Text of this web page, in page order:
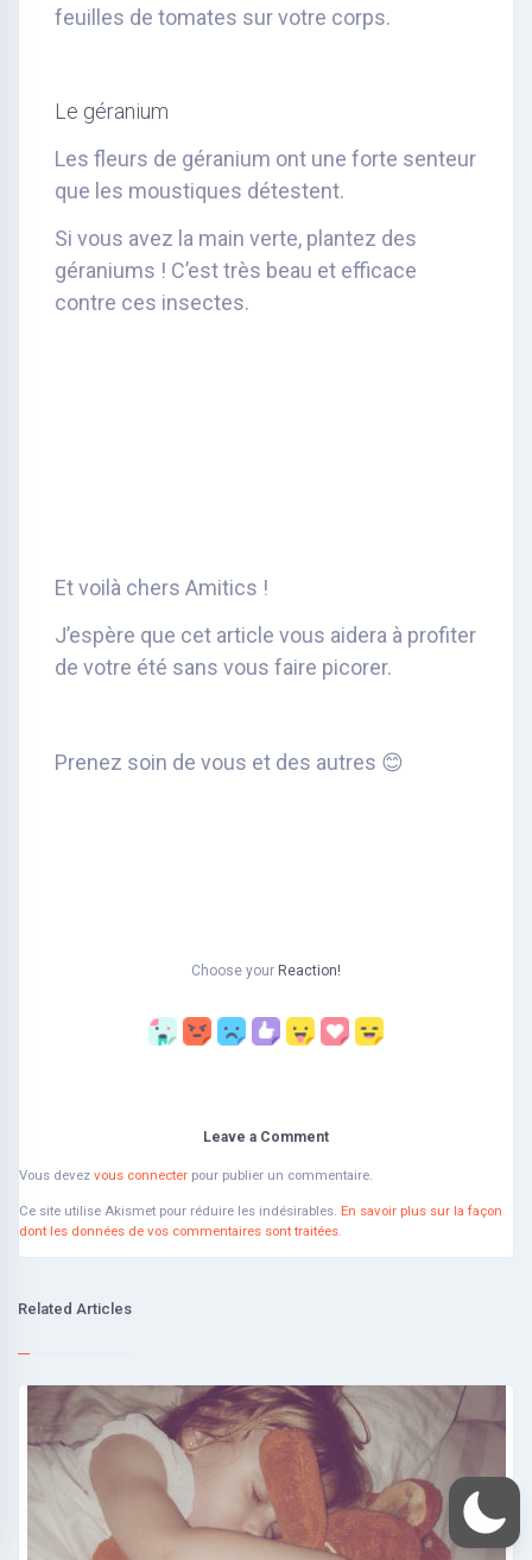
feuilles de tomates sur votre corps.
Le géranium
Les fleurs de géranium ont une forte senteur
que les moustiques détestent.
Si vous avez la main verte, plantez des
géraniums ! C’est très beau et efficace
contre ces insectes.
Et voilà chers Amitics !
J’espère que cet article vous aidera à profiter
de votre été sans vous faire picorer.
Prenez soin de vous et des autres 😊
Choose your Reaction!
Leave a Comment
Vous devez vous connecter pour publier un commentaire.
Ce site utilise Akismet pour réduire les indésirables. En savoir plus sur la façon
dont les données de vos commentaires sont traitées.
Related Articles